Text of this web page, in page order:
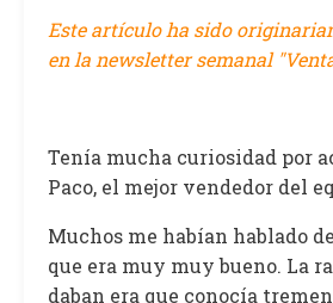
Este artículo ha sido
en la newsletter semanal
Tenía mucha curiosidad por
Paco, el mejor vendedor del
Muchos me habían hablado
que era muy muy bueno. La
daban era que conocía